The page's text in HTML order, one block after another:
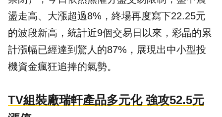
盪走高、大漲超過8%，終場再度寫下22.25元
的波段新高，統計近9個交易日以來，彩晶的累
計漲幅已經達到驚人的87%，展現出中小型投
機資金瘋狂追捧的氣勢。
TV組裝廠瑞軒產品多元化 強攻52.5元